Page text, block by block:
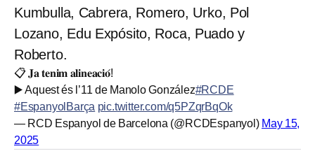
Kumbulla, Cabrera, Romero, Urko, Pol
Lozano, Edu Expósito, Roca, Puado y
Roberto.
📋 𝐉𝐚 𝐭𝐞𝐧𝐢𝐦 𝐚𝐥𝐢𝐧𝐞𝐚𝐜𝐢𝐨́!
▶️ Aquest és l’11 de Manolo González#RCDE
#EspanyolBarça pic.twitter.com/q5PZqrBqOk
— RCD Espanyol de Barcelona (@RCDEspanyol) May 15,
2025